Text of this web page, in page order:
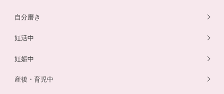
幼児食サービス
骨盤ベルト
自分磨き
妊活中
妊娠中
産後・育児中